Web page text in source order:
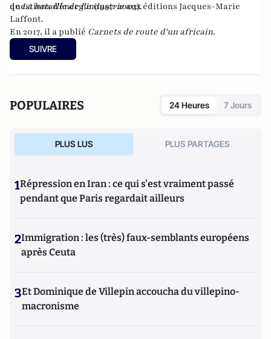
questions d'énergie (1997-2003).
deLa bataille de l'industrieaux éditions Jacques-Marie
Laffont.
En 2017, il a publié Carnets de route d'un africain.
SUIVRE
POPULAIRES 24 Heures 7 Jours
PLUS LUS PLUS PARTAGES
1Répression en Iran : ce qui s'est vraiment passé
pendant que Paris regardait ailleurs
2Immigration : les (très) faux-semblants européens
après Ceuta
3Et Dominique de Villepin accoucha du villepino-
macronisme